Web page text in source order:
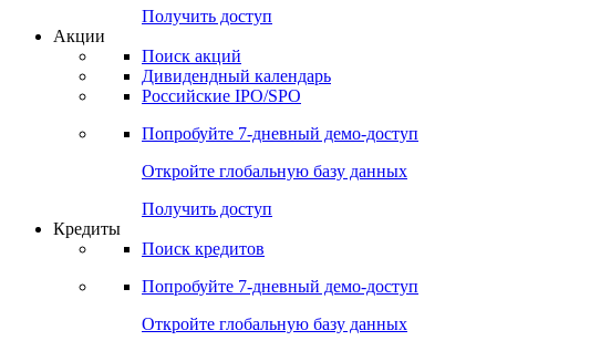
Получить доступ
Акции
Поиск акций
Дивидендный календарь
Российские IPO/SPO
Попробуйте 7-дневный демо-доступ
Откройте глобальную базу данных
Получить доступ
Кредиты
Поиск кредитов
Попробуйте 7-дневный демо-доступ
Откройте глобальную базу данных